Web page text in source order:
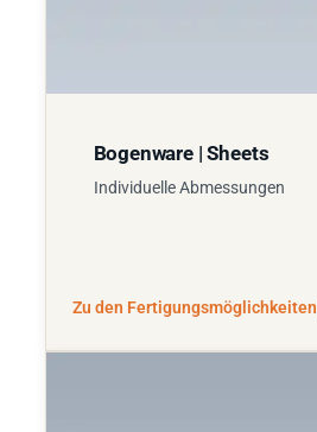
Bogenware | Sheets
Individuelle Abmessungen
Zu den Fertigungsmöglichkeiten